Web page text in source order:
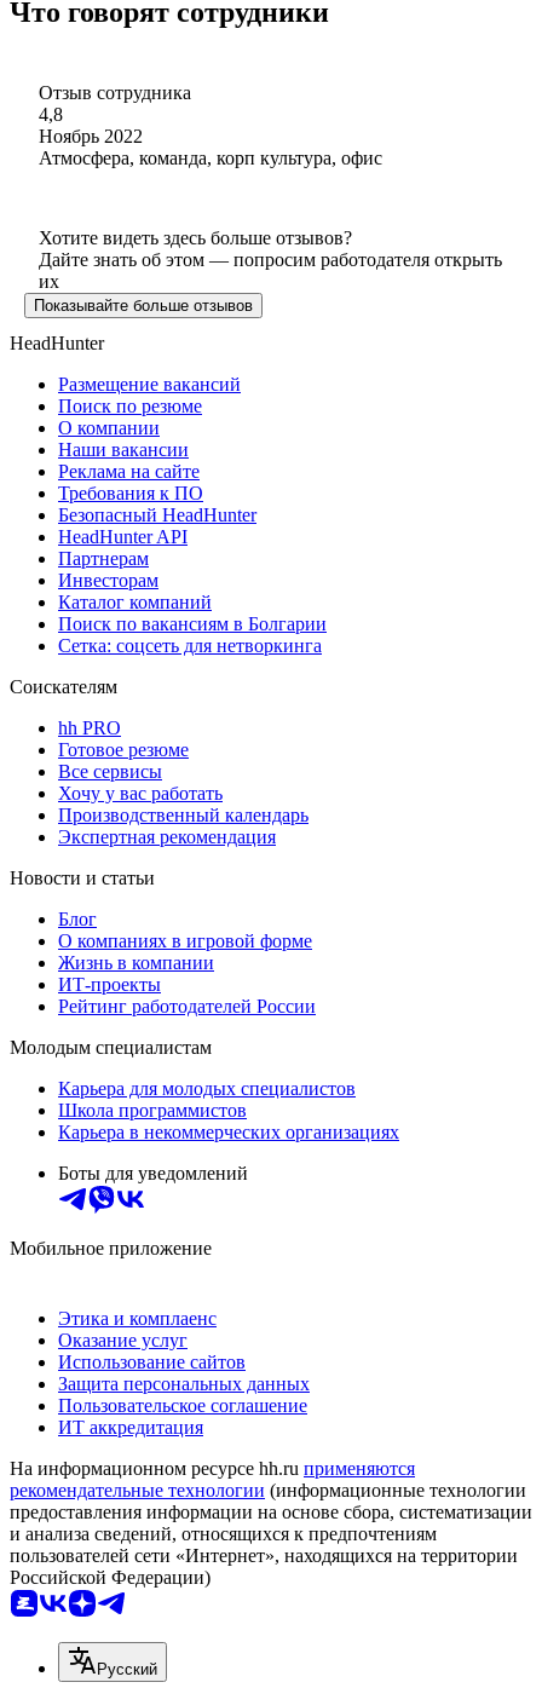
Что говорят сотрудники
Отзыв сотрудника
4,8
Ноябрь 2022
Атмосфера, команда, корп культура, офис
Хотите видеть здесь больше отзывов?
Дайте знать об этом — попросим работодателя открыть
их
Показывайте больше отзывов
HeadHunter
Размещение вакансий
Поиск по резюме
О компании
Наши вакансии
Реклама на сайте
Требования к ПО
Безопасный HeadHunter
HeadHunter API
Партнерам
Инвесторам
Каталог компаний
Поиск по вакансиям в Болгарии
Сетка: соцсеть для нетворкинга
Соискателям
hh PRO
Готовое резюме
Все сервисы
Хочу у вас работать
Производственный календарь
Экспертная рекомендация
Новости и статьи
Блог
О компаниях в игровой форме
Жизнь в компании
ИТ-проекты
Рейтинг работодателей России
Молодым специалистам
Карьера для молодых специалистов
Школа программистов
Карьера в некоммерческих организациях
Боты для уведомлений
Мобильное приложение
Этика и комплаенс
Оказание услуг
Использование сайтов
Защита персональных данных
Пользовательское соглашение
ИТ аккредитация
На информационном ресурсе hh.ru применяются
рекомендательные технологии (информационные технологии
предоставления информации на основе сбора, систематизации
и анализа сведений, относящихся к предпочтениям
пользователей сети «Интернет», находящихся на территории
Российской Федерации)
Русский